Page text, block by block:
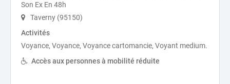
Son Ex En 48h
Taverny (95150)
Activités
Voyance, Voyance, Voyance cartomancie, Voyant medium.
Accès aux personnes à mobilité réduite